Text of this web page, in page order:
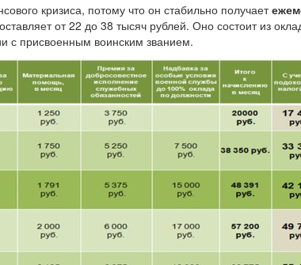
кризиса, потому что он стабильно получает
от 22 до 38 тысяч рублей. Оно состоит из
с присвоенным воинским званием.